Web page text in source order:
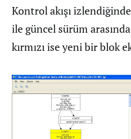
Kontrol akışı
ile güncel sürüm
kırmızı ise yeni bir blok